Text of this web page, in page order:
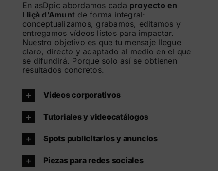
En asDpic abordamos cada proyecto en
Lliçà d’Amunt de forma integral:
conceptualizamos, grabamos, editamos y
entregamos vídeos listos para impactar.
Nuestro objetivo es que tu mensaje llegue
claro, directo y adaptado al medio en el que
se difundirá. Porque solo así se obtienen
resultados concretos.
Videos corporativos
Tutoriales y videocatálogos
Spots publicitarios y anuncios
Piezas para redes sociales